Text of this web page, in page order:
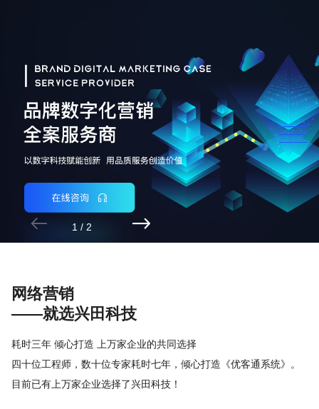

1 / 2

网络营销
——就选兴田科技
耗时三年 倾心打造 上万家企业的共同选择
四十位工程师，数十位专家耗时七年，倾心打造《优客通系统》。
目前已有上万家企业选择了兴田科技！